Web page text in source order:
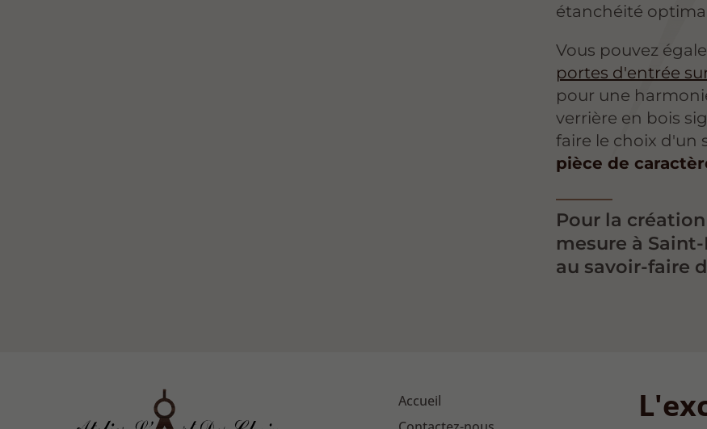
étanchéité
Vous pouvez
portes d'entrée
pour une
verrière en bois
faire le choix d'un
pièce de
Pour la
mesure à
au savoir-faire
Accueil